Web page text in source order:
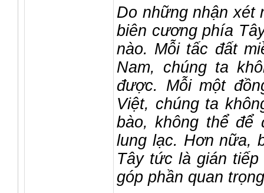
Do những nhận xét
biên cương phía
nào. Mỗi tấc đất
Nam, chúng ta
được. Mỗi một
Việt, chúng ta
bào, không thể để
lung lạc. Hơn nữa,
Tây tức là gián
góp phần quan